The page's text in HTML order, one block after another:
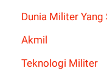
Dunia Militer Yang
Akmil
Teknologi Militer